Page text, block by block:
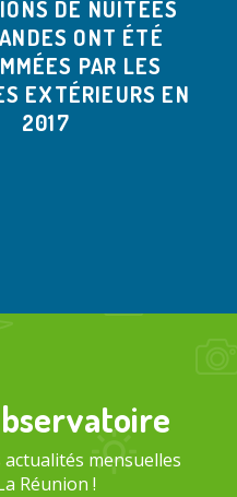
DE NUITÉES
ONT ÉTÉ
PAR LES
EXTÉRIEURS EN
2017
mensuelles
Réunion !